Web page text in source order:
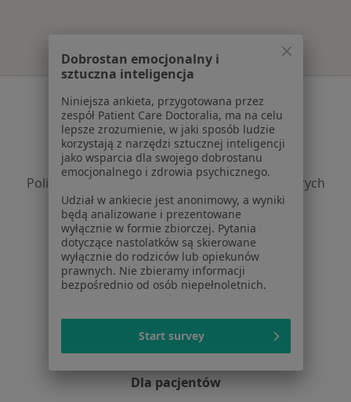
Serwis
Regulamin
Polityka prywatności pacjentów
Polityka prywatności profesjonalistów
Polityka prywatności dla profesjonalistów, których
dane pozyskaliśmy samodzielnie
Polityka cookies
Jak działają wyniki wyszukiwania
Dostępność
O nas
Rekrutujemy!
Partnerzy
Centrum prasowe
Kontakt
Dla pacjentów
Dobrostan emocjonalny i
sztuczna inteligencja
Niniejsza ankieta, przygotowana przez
zespół Patient Care Doctoralia, ma na celu
lepsze zrozumienie, w jaki sposób ludzie
korzystają z narzędzi sztucznej inteligencji
jako wsparcia dla swojego dobrostanu
emocjonalnego i zdrowia psychicznego.
Udział w ankiecie jest anonimowy, a wyniki
będą analizowane i prezentowane
wyłącznie w formie zbiorczej. Pytania
dotyczące nastolatków są skierowane
wyłącznie do rodziców lub opiekunów
prawnych. Nie zbieramy informacji
bezpośrednio od osób niepełnoletnich.
Start survey